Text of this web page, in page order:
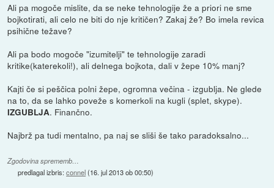
Ali pa mogoče mislite, da se neke tehnologije že a priori ne sme
bojkotirati, ali celo ne biti do nje kritičen? Zakaj že? Bo imela revica
psihične težave?
Ali pa bodo mogoče "izumitelji" te tehnologije zaradi
kritike(katerekoli!), ali delnega bojkota, dali v žepe 10% manj?
Kajti če si peščica polni žepe, ogromna večina - izgublja. Ne glede
na to, da se lahko poveže s komerkoli na kugli (splet, skype).
IZGUBLJA. Finančno.
Najbrž pa tudi mentalno, pa naj se sliši še tako paradoksalno...
Zgodovina sprememb…
predlagal izbris:connel(16. jul 2013 ob 00:50)